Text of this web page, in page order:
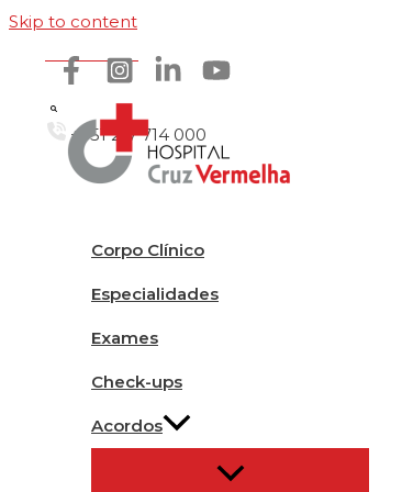
Skip to content
Como chegar
+351 217 714 000
Corpo Clínico
Especialidades
Exames
Check-ups
Acordos